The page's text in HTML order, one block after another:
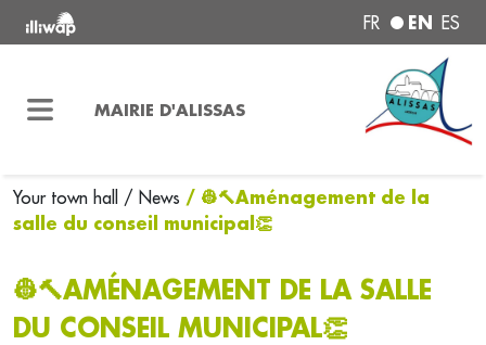
FR EN ES
MAIRIE D'ALISSAS
Your town hall / News / 👷🔨Aménagement de la
salle du conseil municipal👏
👷🔨AMÉNAGEMENT DE LA SALLE
DU CONSEIL MUNICIPAL👏